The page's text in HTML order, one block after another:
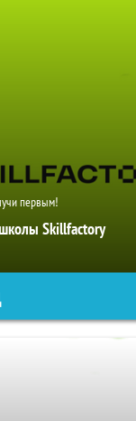
первым!
Skillfactory